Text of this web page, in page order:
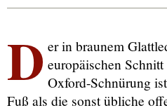
D er in braunem
europäischen
Oxford-Schnürung
Fuß als die sonst übliche